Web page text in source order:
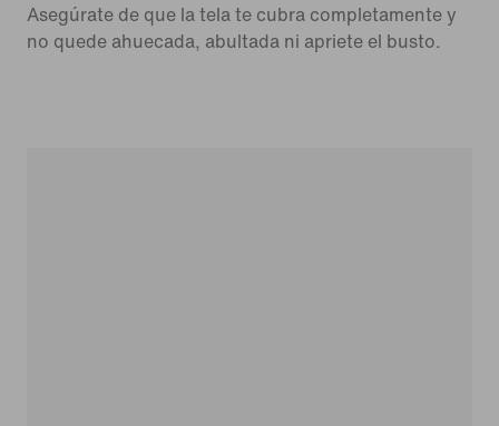
Asegúrate de que la tela te cubra completamente y
no quede ahuecada, abultada ni apriete el busto.